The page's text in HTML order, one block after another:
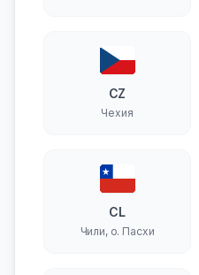
CZ
Чехия
CL
Чили, о. Пасхи